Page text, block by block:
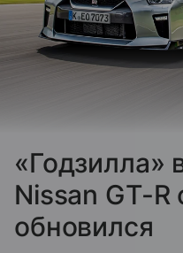
«Годзилла»
Nissan GT-R
обновился